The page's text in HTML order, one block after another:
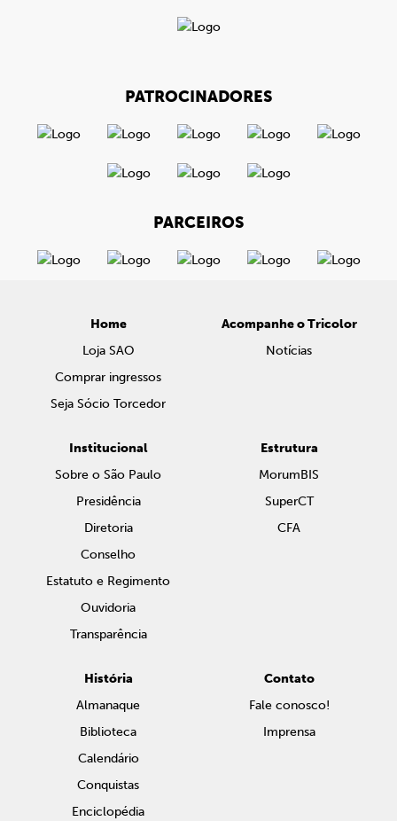
PATROCINADORES
PARCEIROS
Home
Loja SAO
Comprar ingressos
Seja Sócio Torcedor
Acompanhe o Tricolor
Notícias
Institucional
Sobre o São Paulo
Presidência
Diretoria
Conselho
Estatuto e Regimento
Ouvidoria
Transparência
Estrutura
MorumBIS
SuperCT
CFA
História
Almanaque
Biblioteca
Calendário
Conquistas
Enciclopédia
Contato
Fale conosco!
Imprensa